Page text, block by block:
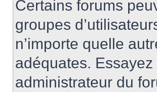
Certains forums
groupes
n’importe quelle
adéquates.
administrateur du